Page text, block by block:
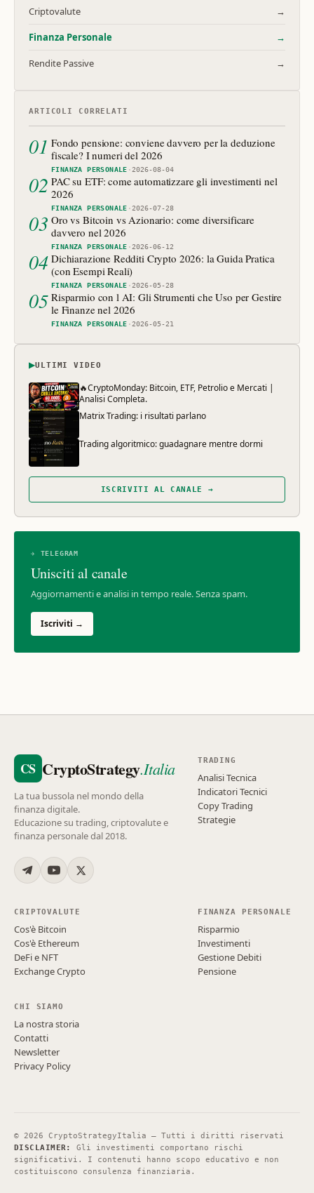
Criptovalute →
Finanza Personale →
Rendite Passive →
ARTICOLI CORRELATI
01 Fondo pensione: conviene davvero per la deduzione
fiscale? I numeri del 2026
FINANZA PERSONALE ·2026-08-04
02 PAC su ETF: come automatizzare gli investimenti nel
2026
FINANZA PERSONALE ·2026-07-28
03 Oro vs Bitcoin vs Azionario: come diversificare
davvero nel 2026
FINANZA PERSONALE ·2026-06-12
04 Dichiarazione Redditi Crypto 2026: la Guida Pratica
(con Esempi Reali)
FINANZA PERSONALE ·2026-05-28
05 Risparmio con l AI: Gli Strumenti che Uso per Gestire
le Finanze nel 2026
FINANZA PERSONALE ·2026-05-21
▶ULTIMI VIDEO
🔥CryptoMonday: Bitcoin, ETF, Petrolio e Mercati |
Analisi Completa.
Matrix Trading: i risultati parlano
Trading algoritmico: guadagnare mentre dormi
ISCRIVITI AL CANALE →
✈ TELEGRAM
Unisciti al canale
Aggiornamenti e analisi in tempo reale. Senza spam.
Iscriviti →
CS CryptoStrategy.Italia
La tua bussola nel mondo della
finanza digitale.
Educazione su trading, criptovalute e
finanza personale dal 2018.
TRADING
Analisi Tecnica
Indicatori Tecnici
Copy Trading
Strategie
CRIPTOVALUTE
Cos'è Bitcoin
Cos'è Ethereum
DeFi e NFT
Exchange Crypto
FINANZA PERSONALE
Risparmio
Investimenti
Gestione Debiti
Pensione
CHI SIAMO
La nostra storia
Contatti
Newsletter
Privacy Policy
© 2026 CryptoStrategyItalia — Tutti i diritti riservati
DISCLAIMER:
Gli investimenti comportano rischi
significativi. I contenuti hanno scopo educativo e non
costituiscono consulenza finanziaria.